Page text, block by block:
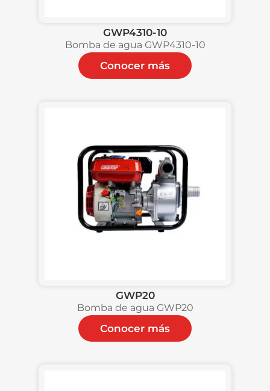
GWP4310-10
Bomba de agua GWP4310-10
Conocer más
GWP20
Bomba de agua GWP20
Conocer más